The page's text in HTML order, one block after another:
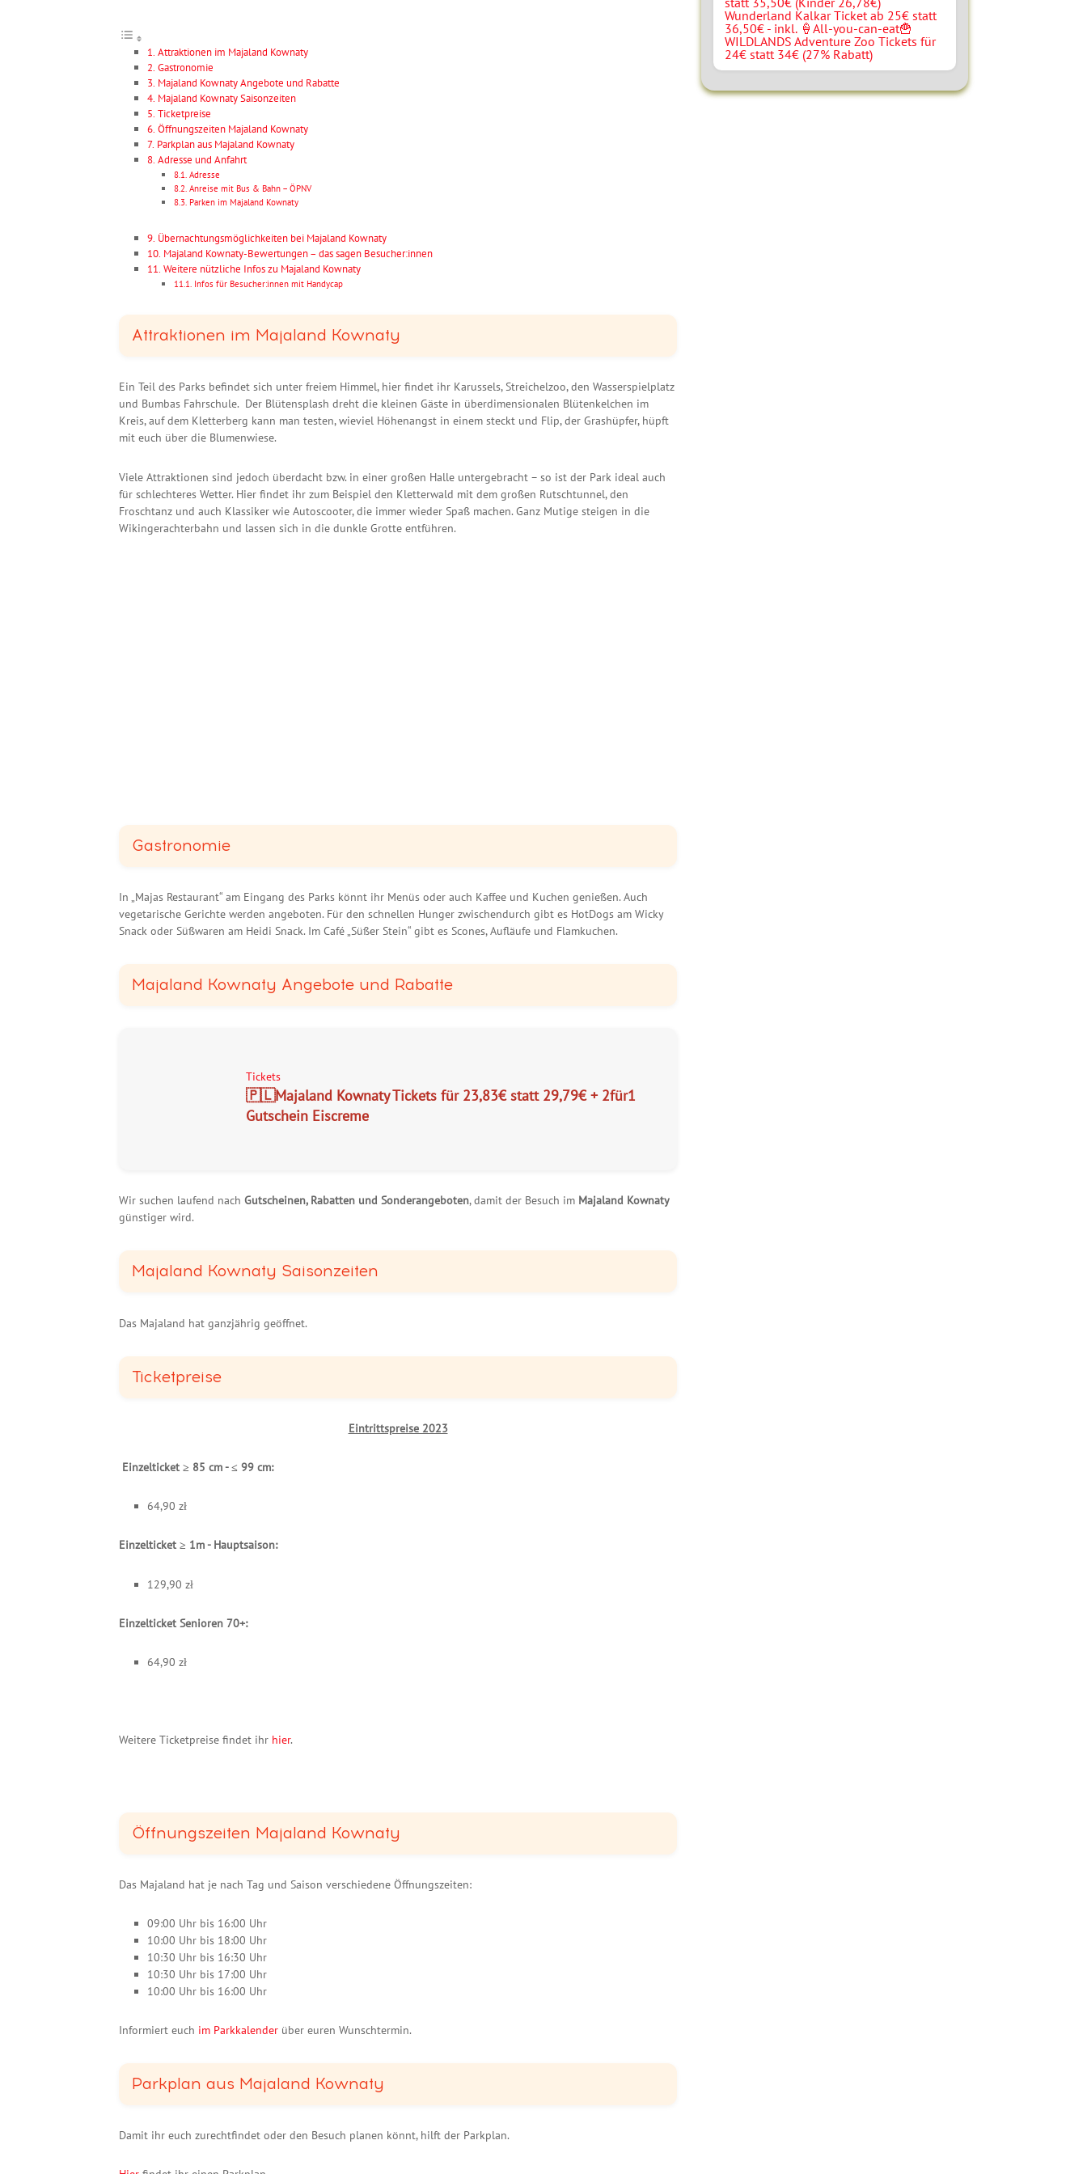
Attraktionen im Majaland Kownaty
Gastronomie
Majaland Kownaty Angebote und Rabatte
Majaland Kownaty Saisonzeiten
Ticketpreise
Öffnungszeiten Majaland Kownaty
Parkplan aus Majaland Kownaty
Adresse und Anfahrt
Adresse
Anreise mit Bus & Bahn – ÖPNV
Parken im Majaland Kownaty
Übernachtungsmöglichkeiten bei Majaland Kownaty
Majaland Kownaty-Bewertungen – das sagen Besucher:innen
Weitere nützliche Infos zu Majaland Kownaty
Infos für Besucher:innen mit Handycap
Attraktionen im Majaland Kownaty
Ein Teil des Parks befindet sich unter freiem Himmel, hier findet ihr Karussels, Streichelzoo, den Wasserspielplatz
und Bumbas Fahrschule. Der Blütensplash dreht die kleinen Gäste in überdimensionalen Blütenkelchen im
Kreis, auf dem Kletterberg kann man testen, wieviel Höhenangst in einem steckt und Flip, der Grashüpfer, hüpft
mit euch über die Blumenwiese.
Viele Attraktionen sind jedoch überdacht bzw. in einer großen Halle untergebracht – so ist der Park ideal auch
für schlechteres Wetter. Hier findet ihr zum Beispiel den Kletterwald mit dem großen Rutschtunnel, den
Froschtanz und auch Klassiker wie Autoscooter, die immer wieder Spaß machen. Ganz Mutige steigen in die
Wikingerachterbahn und lassen sich in die dunkle Grotte entführen.
Gastronomie
In „Majas Restaurant“ am Eingang des Parks könnt ihr Menüs oder auch Kaffee und Kuchen genießen. Auch
vegetarische Gerichte werden angeboten. Für den schnellen Hunger zwischendurch gibt es HotDogs am Wicky
Snack oder Süßwaren am Heidi Snack. Im Café „Süßer Stein“ gibt es Scones, Aufläufe und Flamkuchen.
Majaland Kownaty Angebote und Rabatte
Tickets
🇵🇱Majaland Kownaty Tickets für 23,83€ statt 29,79€ + 2für1
Gutschein Eiscreme
Wir suchen laufend nach Gutscheinen, Rabatten und Sonderangeboten, damit der Besuch im Majaland Kownaty
günstiger wird.
Majaland Kownaty Saisonzeiten
Das Majaland hat ganzjährig geöffnet.
Ticketpreise
Eintrittspreise 2023
Einzelticket ≥ 85 cm - ≤ 99 cm:
64,90 zł
Einzelticket ≥ 1m - Hauptsaison:
129,90 zł
Einzelticket Senioren 70+:
64,90 zł
Weitere Ticketpreise findet ihr hier.
Öffnungszeiten Majaland Kownaty
Das Majaland hat je nach Tag und Saison verschiedene Öffnungszeiten:
09:00 Uhr bis 16:00 Uhr
10:00 Uhr bis 18:00 Uhr
10:30 Uhr bis 16:30 Uhr
10:30 Uhr bis 17:00 Uhr
10:00 Uhr bis 16:00 Uhr
Informiert euch im Parkkalender über euren Wunschtermin.
Parkplan aus Majaland Kownaty
Damit ihr euch zurechtfindet oder den Besuch planen könnt, hilft der Parkplan.
Wunderland Kalkar Ticket ab 25€ statt
36,50€ - inkl. 🍦All-you-can-eat🍟
WILDLANDS Adventure Zoo Tickets für
24€ statt 34€ (27% Rabatt)